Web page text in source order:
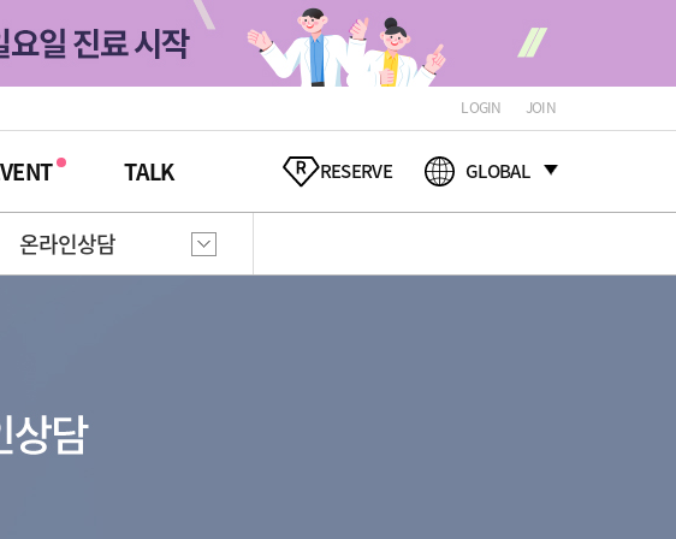
LOGIN JOIN
TALK RESERVE GLOBAL
온라인상담